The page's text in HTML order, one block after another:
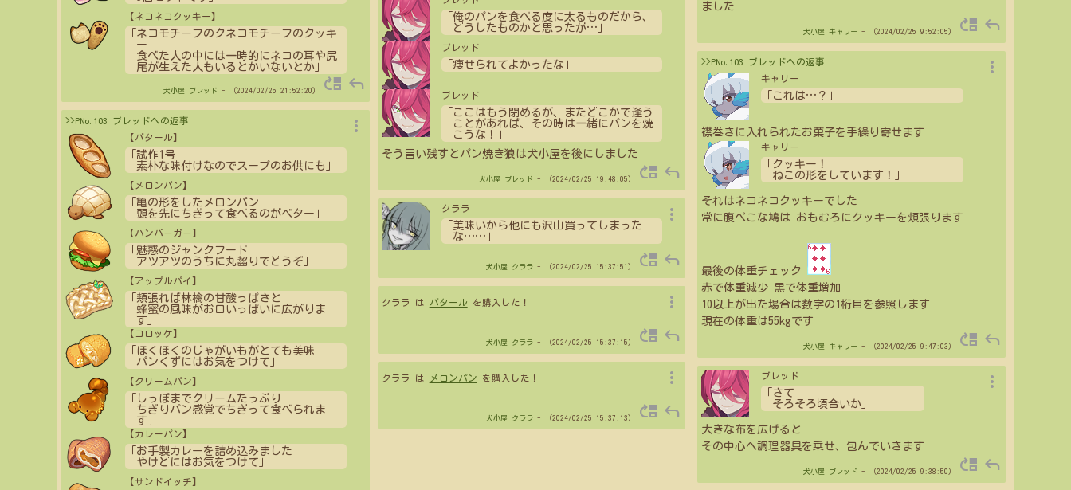
【ネコネコクッキー】
「ネコモチーフのクネコモチーフのクッキ
ー
食べた人の中には一時的にネコの耳や尻
尾が生えた人もいるとかいないとか」
犬小屋 ブレッド - （2024/02/25 21:52:20） move_up reply
>>PNo.103 ブレッドへの返事
【バタール】
「試作1号
素朴な味付けなのでスープのお供にも」
【メロンパン】
「亀の形をしたメロンパン
頭を先にちぎって食べるのがベター」
【ハンバーガー】
「魅惑のジャンクフード
アツアツのうちに丸齧りでどうぞ」
【アップルパイ】
「頬張れば林檎の甘酸っぱさと
蜂蜜の風味がお口いっぱいに広がりま
す」
【コロッケ】
「ほくほくのじゃがいもがとても美味
パンくずにはお気をつけて」
【クリームパン】
「しっぽまでクリームたっぷり
ちぎりパン感覚でちぎって食べられま
す」
【カレーパン】
「お手製カレーを詰め込みました
やけどにはお気をつけて」
【サンドイッチ】
more_vert
「俺のパンを食べる度に太るものだから、
どうしたものかと思ったが…
ブレッド
「痩せられてよかったな」
ブレッド
「ここはもう閉めるが、またどこかで逢う
ことがあれば、その時は一緒にパンを焼
こうな！」
そう言い残すとパン焼き狼は犬小屋を後にしました
犬小屋 ブレッド - （2024/02/25 19:48:05） move_up reply
クララ
「美味いから他にも沢山買ってしまった
な……
more_vert
犬小屋 クララ - （2024/02/25 15:37:51） move_up reply
クララ は バタール を購入した！ more_vert
犬小屋 クララ - （2024/02/25 15:37:15） move_up reply
クララ は メロンパン を購入した！ more_vert
犬小屋 クララ - （2024/02/25 15:37:13） move_up reply
ました
犬小屋 キャリー- （2024/02/25 9:52:05） move_up reply
>>PNo.103 ブレッドへの返事
キャリー
「これは… ？」
襟巻きに入れられたお菓子を手繰り寄せます
キャリー
「クッキー！
ねこの形をしています！」
それはネコネコクッキーでした
常に腹ぺこな鳩は おもむろにクッキーを頬張ります
最後の体重チェック
赤で体重減少 黒で体重増加
10以上が出た場合は数字の1桁目を参照します
現在の体重は55kgです
more_vert
犬小屋 キャリー- （2024/02/25 9:47:03） move_up reply
ブレッド
「さて
そろそろ頃合いか」
大きな布を広げると
その中心へ調理器具を乗せ、包んでいきます
more_vert
犬小屋 ブレッド - （2024/02/25 9:38:50） move_up reply